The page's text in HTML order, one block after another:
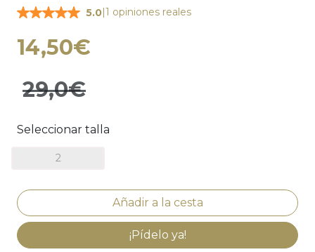
5.0|1 opiniones reales
14,50€
29,0€
Seleccionar talla
2
¡Pídelo ya!